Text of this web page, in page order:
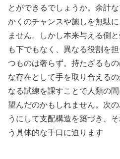
とができるでしょうか。余計
かくのチャンスや施しを無駄
ません。しかし本来与える側
も下でもなく、異なる役割を
つものは奢らず。持たざるも
な存在として手を取り合える
なる試練を課すことで人類の
望んだのかもしれません。次
うにして支配構造を築づき、
う具体的な手口に迫ります